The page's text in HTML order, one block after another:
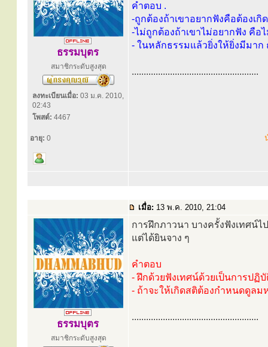
ธรรมบุตร
สมาชิกระดับสูงสุด
ลงทะเบียนเมื่อ: 03 ม.ค. 2010,
02:43
โพสต์: 4467
อายุ: 0
คำตอบ .
-ถูกต้องถ้าเขาอยากฟังคือต้องเกิ
-ไม่ถูกต้องถ้าเขาไม่อยากฟัง คือ
- ในหลักธรรมแล้วยิ่งให้ยิ่งมีมาก
.....................................................
เมื่อ: 13 พ.ค. 2010, 21:04
ธรรมบุตร
สมาชิกระดับสูงสุด
การฝึกภาวนา บางครั้งฟังเทศน์
แต่ได้ยินจาง ๆ
คำตอบ
- ฝึกด้วยฟังเทศน์ด้วยเป็นการปฏิ
- ถ้าจะให้เกิดสติต้องกำหนดดูลม
.....................................................